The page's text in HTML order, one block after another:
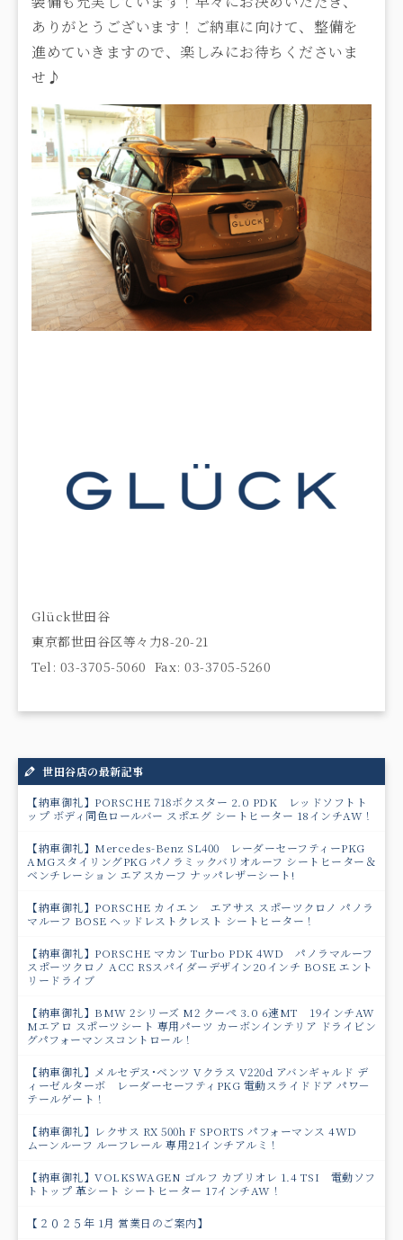
ありがとうございます！ご納車に向けて、整備を
進めていきますので、楽しみにお待ちくださいま
せ♪
Glück世田谷
東京都世田谷区等々力8-20-21
Tel: 03-3705-5060 Fax: 03-3705-5260
世田谷店の最新記事
【納車御礼】PORSCHE 718ボクスター 2.0 PDK レッドソフトト
ップ ボディ同色ロールバー スポエグ シートヒーター 18インチAW！
【納車御礼】Mercedes-Benz SL400 レーダーセーフティーPKG
AMGスタイリングPKG パノラミックバリオルーフ シートヒーター＆
ベンチレーション エアスカーフ ナッパレザーシート!
【納車御礼】PORSCHE カイエン エアサス スポーツクロノ パノラ
マルーフ BOSE ヘッドレストクレスト シートヒーター！
【納車御礼】PORSCHE マカン Turbo PDK 4WD パノラマルーフ
スポーツクロノ ACC RSスパイダーデザイン20インチ BOSE エント
リードライブ
【納車御礼】BMW 2シリーズ M2 クーペ 3.0 6速MT 19インチAW
Mエアロ スポーツシート 専用パーツ カーボンインテリア ドライビン
グパフォーマンスコントロール！
【納車御礼】メルセデス･ベンツ Vクラス V220d アバンギャルド デ
ィーゼルターボ レーダーセーフティPKG 電動スライドドア パワ－
テールゲート！
【納車御礼】レクサス RX 500h F SPORTS パフォーマンス 4WD
ムーンルーフ ルーフレール 専用21インチアルミ！
【納車御礼】VOLKSWAGEN ゴルフ カブリオレ 1.4 TSI 電動ソフ
トトップ 革シート シートヒーター 17インチAW！
【２０２５年 1月 営業日のご案内】